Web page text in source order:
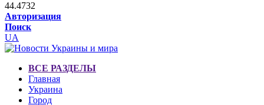
44.4732
Авторизация
Поиск
UA
ВСЕ РАЗДЕЛЫ
Главная
Украина
Город